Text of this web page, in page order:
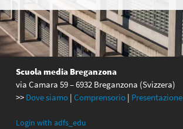
Scuola media Breganzona
via Camara 59 – 6932 Breganzona (Svizzera)
>> Dove siamo | Comprensorio | Presentazione
Login with adfs_edu